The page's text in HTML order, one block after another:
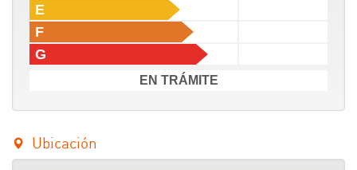
E
F
G
EN TRÁMITE
Ubicación